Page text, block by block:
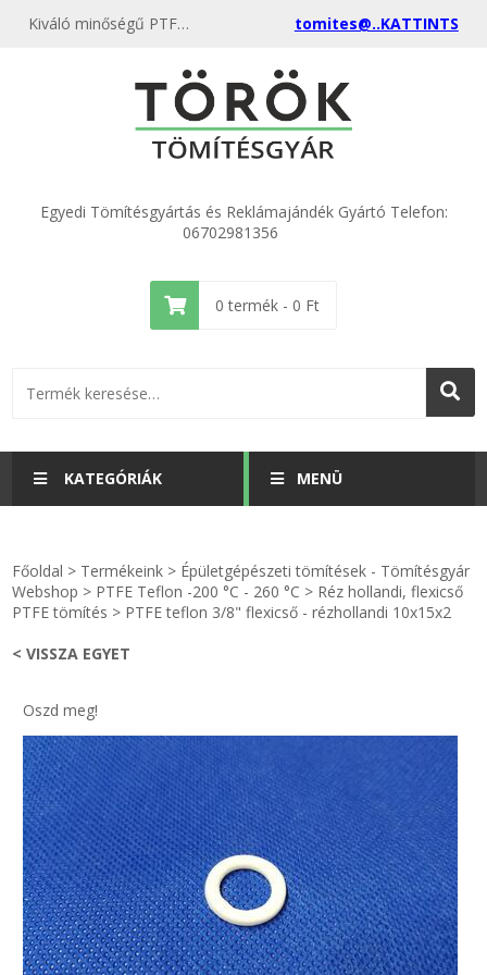
Kiváló minőségű PTFE teflon tömítés 10 x 15 x 2 tomites@..KATTINTS
Egyedi Tömítésgyártás és Reklámajándék Gyártó Telefon:
06702981356
0 termék - 0 Ft
KATEGÓRIÁK
KULCSTARTÓ - KULCSKARIKA
IPARI KARIMA TÖMÍTÉS
TÖMÍTŐ TÁBLA - SZIGETELŐ LEMEZ
GUMILEMEZ - FILC - HÓTOLÓ
TÖMÍTŐ ZSINÓR - RAGASZTÓ
MENÜ
videók
Egyedi gyártás
Hírek
Kapcsolat
ÁSZF
Főoldal > Termékeink > Épületgépészeti tömítések - Tömítésgyár
Webshop > PTFE Teflon -200 °C - 260 °C > Réz hollandi, flexicső
PTFE tömítés > PTFE teflon 3/8" flexicső - rézhollandi 10x15x2
< VISSZA EGYET
Oszd meg!